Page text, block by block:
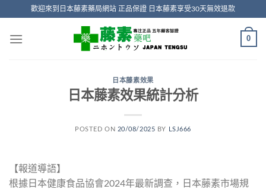
content
歡迎來到日本藤素藥局網站 正品保證 日本藤素享受30天無效退款
0
日本藤素效果
日本藤素效果統計分析
POSTED ON 20/08/2025 BY LSJ666
【報道導語】
根據日本健康食品協會2024年最新調查，日本藤素市場規